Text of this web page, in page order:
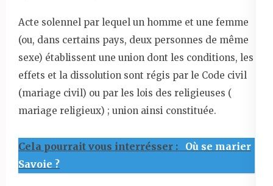
Acte solennel par lequel un homme et une femme
(ou, dans certains pays, deux personnes de même
sexe) établissent une union dont les conditions, les
effets et la dissolution sont régis par le Code civil
(mariage civil) ou par les lois des religieuses (
mariage religieux) ; union ainsi constituée.
Cela pourrait vous interrésser :
Où se marier
Savoie ?